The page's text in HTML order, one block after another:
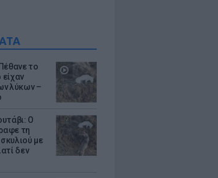
το
λύκων –
Ο
τη
με
δεν